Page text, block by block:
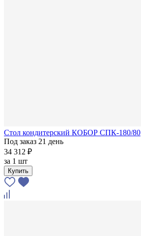
Стол кондитерский КОБОР СПК-180/80
Под заказ 21 день
34 312 ₽
за 1 шт
Купить